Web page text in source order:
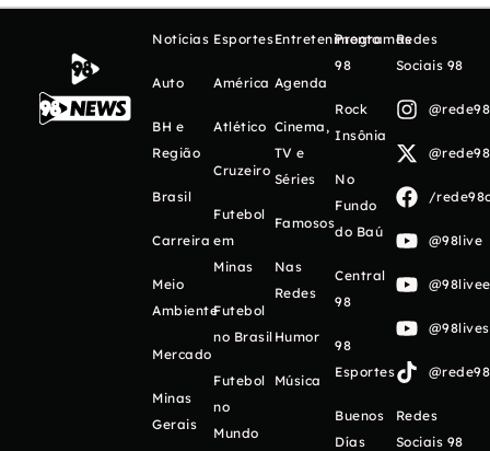
Notícias
Auto
BH e
Região
Brasil
Carreira
Meio
Ambiente
Mercado
Minas
Gerais
Esportes
América
Atlético
Cruzeiro
Futebol
em
Minas
Futebol
no Brasil
Futebol
no
Mundo
Entretenimento
Agenda
Cinema,
TV e
Séries
Famosos
Nas
Redes
Humor
Música
Programas
98
Rock
Insônia
No
Fundo
do Baú
Central
98
98
Esportes
Buenos
Días
Redes
Sociais 98
/
@98live
Redes
Sociais 98